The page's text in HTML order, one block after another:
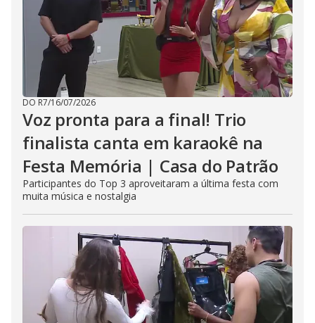
DO R7/16/07/2026
Voz pronta para a final! Trio
finalista canta em karaokê na
Festa Memória | Casa do Patrão
Participantes do Top 3 aproveitaram a última festa com
muita música e nostalgia